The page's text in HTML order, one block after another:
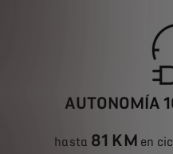
AUTONOMÍA
hasta 81 KM en